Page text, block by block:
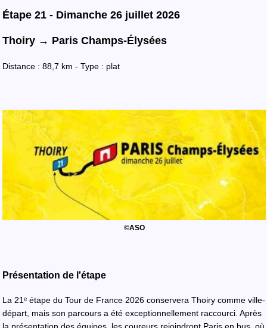
Étape 21 - Dimanche 26 juillet 2026
Thoiry → Paris Champs-Élysées
Distance : 88,7 km - Type : plat
©ASO
Présentation de l'étape
La 21ᵉ étape du Tour de France 2026 conservera Thoiry comme ville-
départ, mais son parcours a été exceptionnellement raccourci. Après